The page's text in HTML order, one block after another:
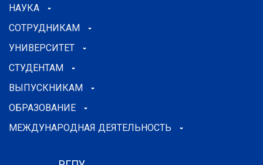
НАУКА
СОТРУДНИКАМ
УНИВЕРСИТЕТ
СТУДЕНТАМ
ВЫПУСКНИКАМ
ОБРАЗОВАНИЕ
МЕЖДУНАРОДНАЯ ДЕЯТЕЛЬНОСТЬ